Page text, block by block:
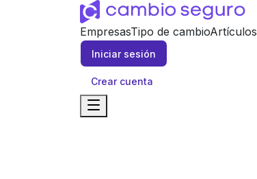
EmpresasTipo de cambioArtículos
Iniciar sesión
Crear cuenta